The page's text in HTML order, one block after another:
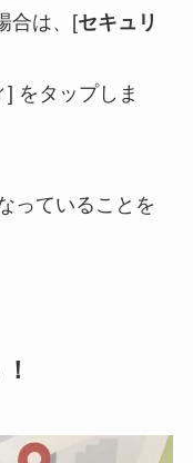
合は、[セキュリ
をタップしま
っていることを